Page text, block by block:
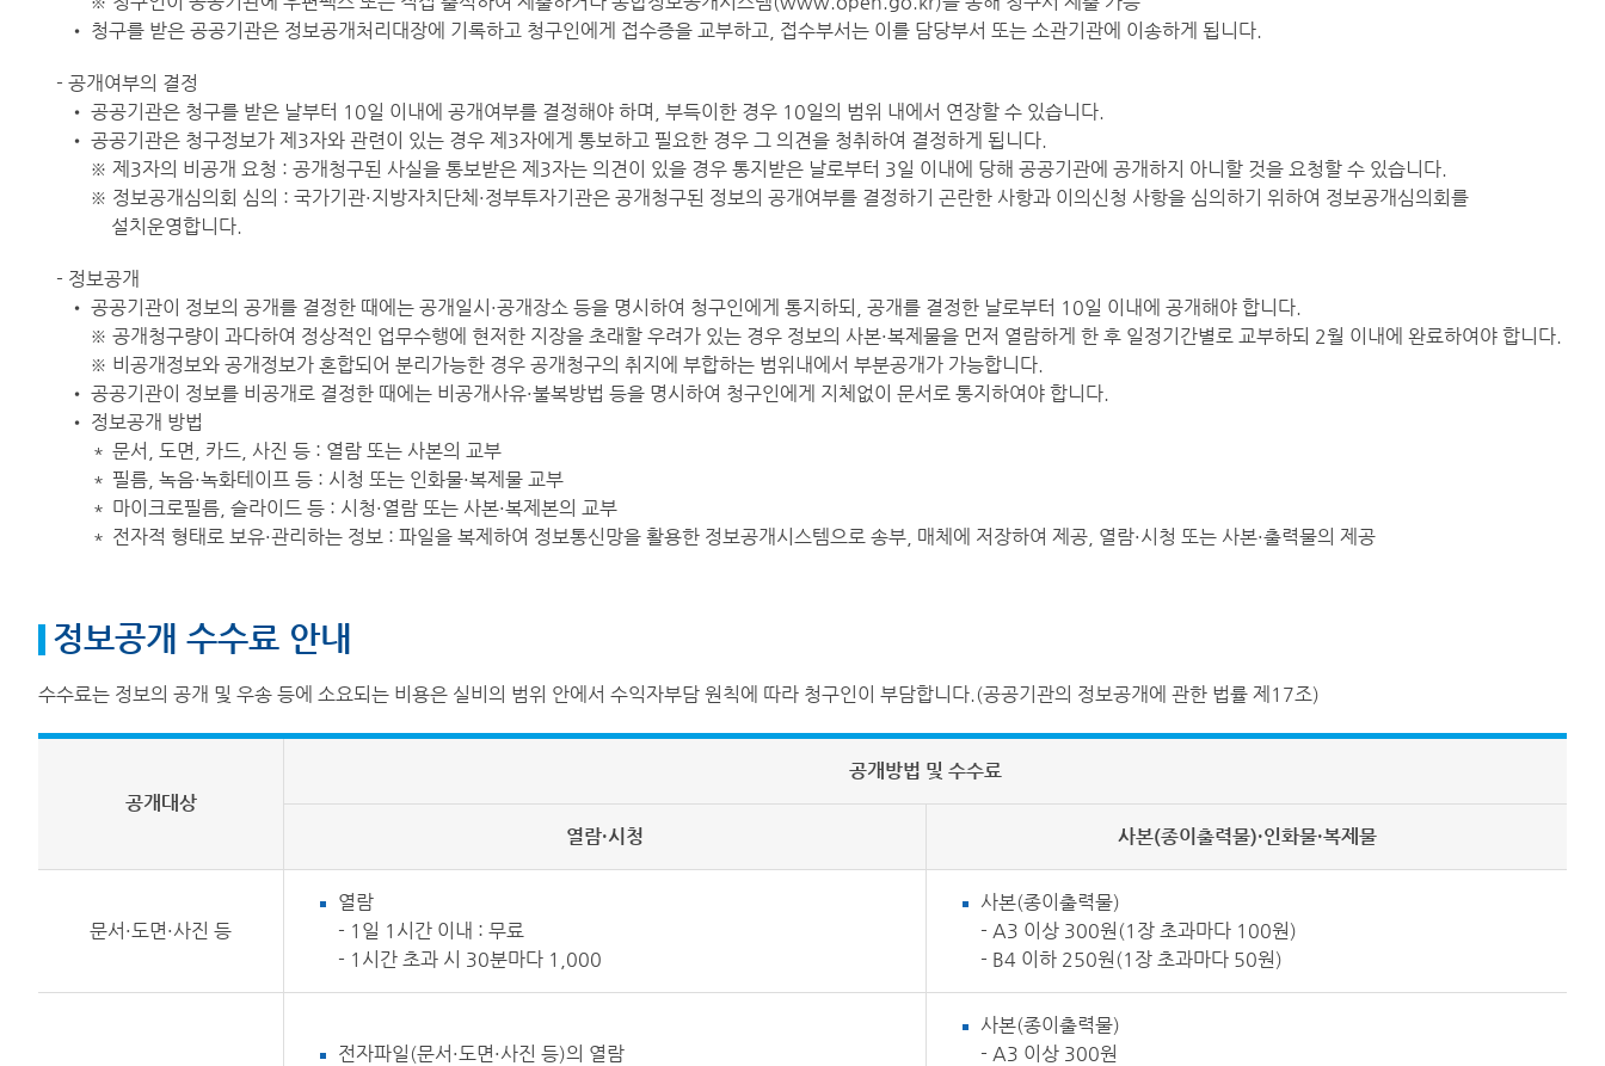
• 청구를 받은 공공기관은 정보공개처리대장에 기록하고 청구인에게 접수증을 교부하고, 접수부서는 이를 담당부서 또는 소관기관에 이송하게 됩니다.
- 공개여부의 결정
• 공공기관은 청구를 받은 날부터 10일 이내에 공개여부를 결정해야 하며, 부득이한 경우 10일의 범위 내에서 연장할 수 있습니다.
• 공공기관은 청구정보가 제3자와 관련이 있는 경우 제3자에게 통보하고 필요한 경우 그 의견을 청취하여 결정하게 됩니다.
※ 제3자의 비공개 요청 : 공개청구된 사실을 통보받은 제3자는 의견이 있을 경우 통지받은 날로부터 3일 이내에 당해 공공기관에 공개하지 아니할 것을 요청할 수 있습니다.
※ 정보공개심의회 심의 : 국가기관·지방자치단체·정부투자기관은 공개청구된 정보의 공개여부를 결정하기 곤란한 사항과 이의신청 사항을 심의하기 위하여 정보공개심의회를
설치운영합니다.
- 정보공개
• 공공기관이 정보의 공개를 결정한 때에는 공개일시·공개장소 등을 명시하여 청구인에게 통지하되, 공개를 결정한 날로부터 10일 이내에 공개해야 합니다.
※ 공개청구량이 과다하여 정상적인 업무수행에 현저한 지장을 초래할 우려가 있는 경우 정보의 사본·복제물을 먼저 열람하게 한 후 일정기간별로 교부하되 2월 이내에 완료하여야 합니다.
※ 비공개정보와 공개정보가 혼합되어 분리가능한 경우 공개청구의 취지에 부합하는 범위내에서 부분공개가 가능합니다.
• 공공기관이 정보를 비공개로 결정한 때에는 비공개사유·불복방법 등을 명시하여 청구인에게 지체없이 문서로 통지하여야 합니다.
• 정보공개 방법
＊ 문서, 도면, 카드, 사진 등 : 열람 또는 사본의 교부
＊ 필름, 녹음·녹화테이프 등 : 시청 또는 인화물·복제물 교부
＊ 마이크로필름, 슬라이드 등 : 시청·열람 또는 사본·복제본의 교부
＊ 전자적 형태로 보유·관리하는 정보 : 파일을 복제하여 정보통신망을 활용한 정보공개시스템으로 송부, 매체에 저장하여 제공, 열람·시청 또는 사본·출력물의 제공
정보공개 수수료 안내
수수료는 정보의 공개 및 우송 등에 소요되는 비용은 실비의 범위 안에서 수익자부담 원칙에 따라 청구인이 부담합니다.(공공기관의 정보공개에 관한 법률 제17조)
공개대상
공개방법 및 수수료
열람·시청 사본(종이출력물)·인화물·복제물
문서·도면·사진 등
열람
- 1일 1시간 이내 : 무료
- 1시간 초과 시 30분마다 1,000
사본(종이출력물)
- A3 이상 300원(1장 초과마다 100원)
- B4 이하 250원(1장 초과마다 50원)
전자파일(문서·도면·사진 등)의 열람
사본(종이출력물)
- A3 이상 300원